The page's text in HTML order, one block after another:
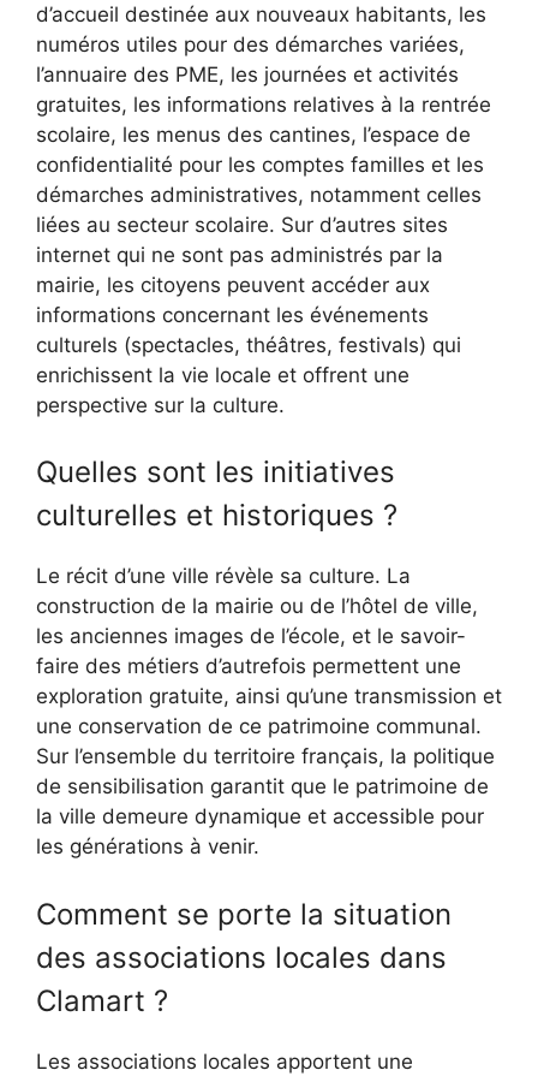
d’accueil destinée aux nouveaux habitants, les
numéros utiles pour des démarches variées,
l’annuaire des PME, les journées et activités
gratuites, les informations relatives à la rentrée
scolaire, les menus des cantines, l’espace de
confidentialité pour les comptes familles et les
démarches administratives, notamment celles
liées au secteur scolaire. Sur d’autres sites
internet qui ne sont pas administrés par la
mairie, les citoyens peuvent accéder aux
informations concernant les événements
culturels (spectacles, théâtres, festivals) qui
enrichissent la vie locale et offrent une
perspective sur la culture.
Quelles sont les initiatives
culturelles et historiques ?
Le récit d’une ville révèle sa culture. La
construction de la mairie ou de l’hôtel de ville,
les anciennes images de l’école, et le savoir-
faire des métiers d’autrefois permettent une
exploration gratuite, ainsi qu’une transmission et
une conservation de ce patrimoine communal.
Sur l’ensemble du territoire français, la politique
de sensibilisation garantit que le patrimoine de
la ville demeure dynamique et accessible pour
les générations à venir.
Comment se porte la situation
des associations locales dans
Clamart ?
Les associations locales apportent une